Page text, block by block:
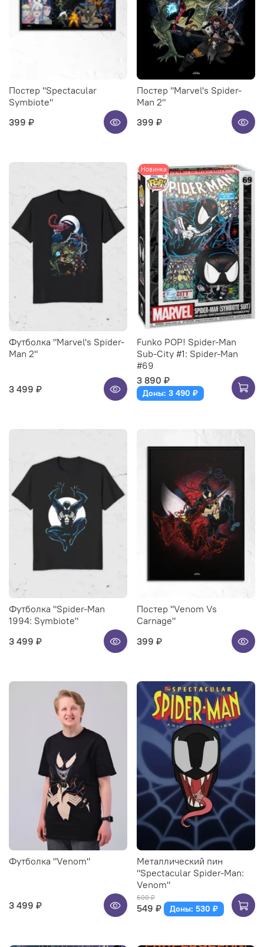
Постер "Spectacular
Symbiote"
399 ₽
Постер "Marvel's Spider-
Man 2"
399 ₽
Футболка "Marvel's Spider-
Man 2"
3 499 ₽
Новинка
Funko POP! Spider-Man
Sub-City #1: Spider-Man
#69
3 890 ₽
Доны: 3 490 ₽
Футболка "Spider-Man
1994: Symbiote"
3 499 ₽
Постер "Venom Vs
Carnage"
399 ₽
Футболка "Venom"
3 499 ₽
Металлический пин
"Spectacular Spider-Man:
Venom"
600 ₽
549 ₽ Доны: 530 ₽